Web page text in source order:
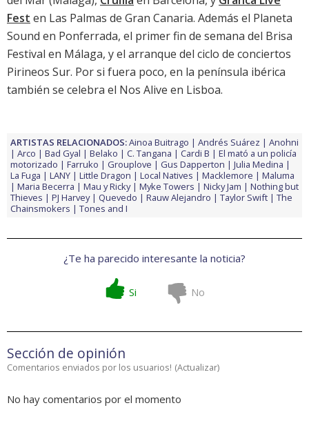
Fest en Las Palmas de Gran Canaria. Además el Planeta
Sound en Ponferrada, el primer fin de semana del Brisa
Festival en Málaga, y el arranque del ciclo de conciertos
Pirineos Sur. Por si fuera poco, en la península ibérica
también se celebra el Nos Alive en Lisboa.
ARTISTAS RELACIONADOS:Ainoa Buitrago Andrés Suárez
Anohni
Arco
Bad Gyal Belako C. Tangana Cardi B
El mató a un policía
motorizado
Farruko Grouplove Gus Dapperton
Julia Medina
La Fuga
LANY Little Dragon Local Natives Macklemore
Maluma
Maria Becerra
Mau y Ricky Myke Towers Nicky Jam
Nothing but
Thieves
PJ Harvey Quevedo Rauw Alejandro Taylor Swift
The
Chainsmokers
Tones and I
¿Te ha parecido interesante la noticia?
Si No
Sección de opinión
Comentarios enviados por los usuarios! (Actualizar)
No hay comentarios por el momento